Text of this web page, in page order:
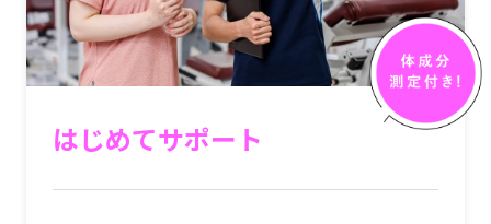
はじめてサポート
the
original
content.
We
ask
that